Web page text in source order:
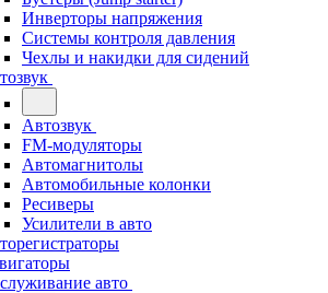
Инверторы напряжения
Системы контроля давления
Чехлы и накидки для сидений
Автозвук
FM-модуляторы
Автомагнитолы
Автомобильные колонки
Ресиверы
Усилители в авто
авто